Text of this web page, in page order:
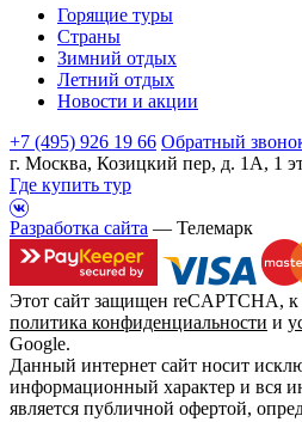
Горящие туры
Страны
Зимний отдых
Летний отдых
Новости и акции
+7 (495) 926 19 66 Обратный
г. Москва, Козицкий пер, д. 1А, 1
Где купить тур
Разработка сайта — Телемарк
Этот сайт защищен reCAPTCHA,
политика конфиденциальности и
Google.
Данный интернет сайт носит
информационный характер и вся
является публичной офертой,